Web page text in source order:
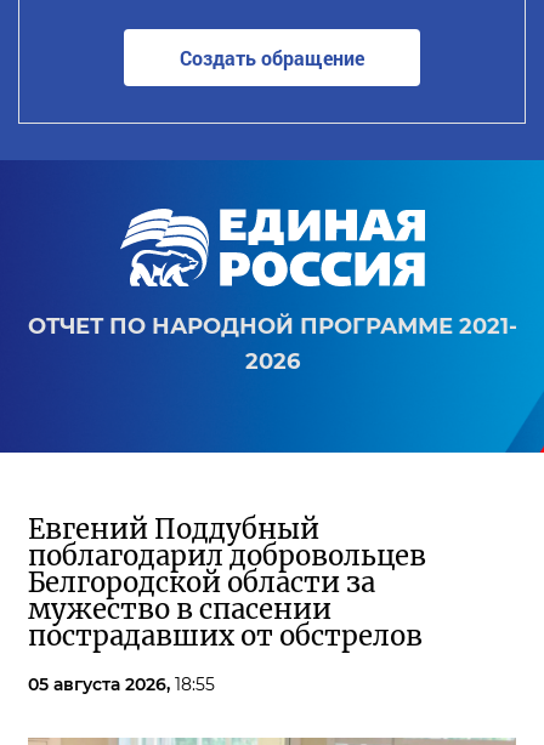
Создать обращение
ОТЧЕТ ПО НАРОДНОЙ ПРОГРАММЕ 2021-
2026
Евгений Поддубный
поблагодарил добровольцев
Белгородской области за
мужество в спасении
пострадавших от обстрелов
05 августа 2026, 18:55